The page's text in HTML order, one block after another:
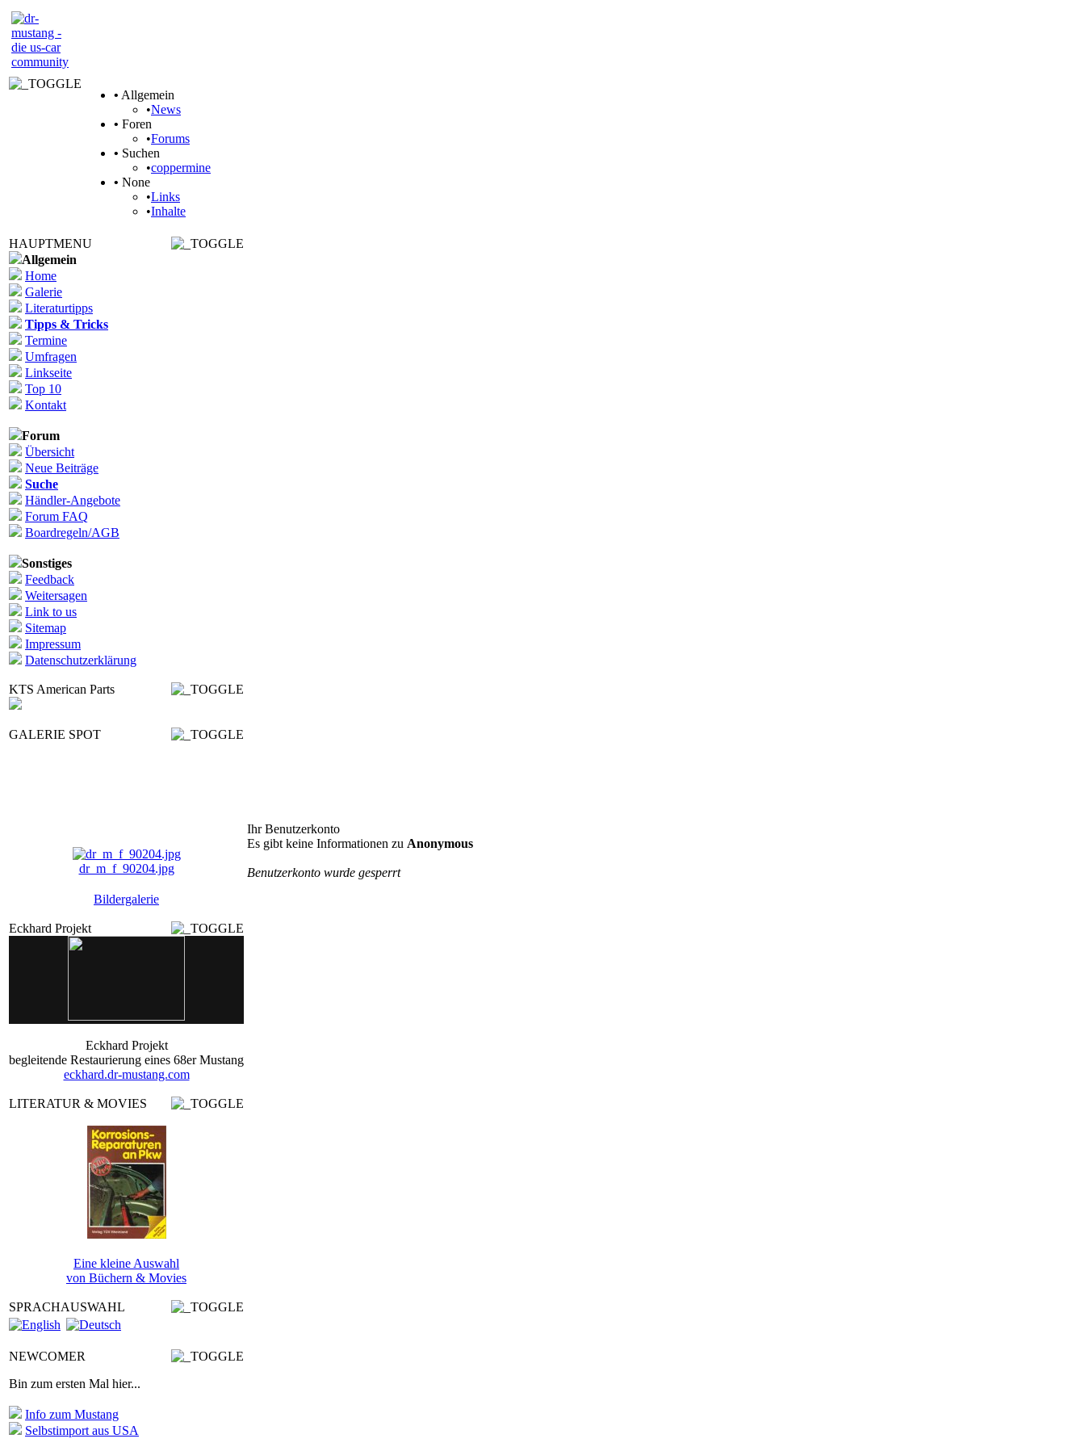
• Allgemein
•News
• Foren
•Forums
• Suchen
•coppermine
• None
•Links
•Inhalte
HAUPTMENU
Allgemein
Home
Galerie
Literaturtipps
Tipps & Tricks
Termine
Umfragen
Linkseite
Top 10
Kontakt
Forum
Übersicht
Neue Beiträge
Suche
Händler-Angebote
Forum FAQ
Boardregeln/AGB
Sonstiges
Feedback
Weitersagen
Link to us
Sitemap
Impressum
Datenschutzerklärung
KTS American Parts
GALERIE SPOT
dr_m_f_90204.jpg
tmcb_90141.jpg
AssenNl_17_900023.jp ...
dr_m_picuser_14_9062 ...
Bildergalerie
Eckhard Projekt
Eckhard Projekt
begleitende Restaurierung eines 68er Mustang
eckhard.dr-mustang.com
LITERATUR & MOVIES
Eine kleine Auswahl
von Büchern & Movies
SPRACHAUSWAHL
NEWCOMER
Bin zum ersten Mal hier...
Info zum Mustang
Selbstimport aus USA
Ihr Benutzerkonto
Es gibt keine Informationen zu Anonymous
Benutzerkonto wurde gesperrt